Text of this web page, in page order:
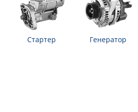
Стартер Генератор